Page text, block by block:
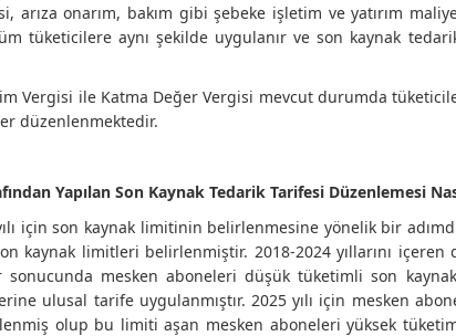
arıza onarım, bakım gibi şebeke işletim ve yatırım
tüketicilere aynı şekilde uygulanır ve son kaynak
Vergisi ile Katma Değer Vergisi mevcut durumda
düzenlenmektedir.
Yapılan Son Kaynak Tedarik Tarifesi Düzenlemesi
için son kaynak limitinin belirlenmesine yönelik bir
kaynak limitleri belirlenmiştir. 2018-2024 yıllarını
mesken aboneleri düşük tüketimli son
ulusal tarife uygulanmıştır. 2025 yılı için mesken
olup bu limiti aşan mesken aboneleri yüksek